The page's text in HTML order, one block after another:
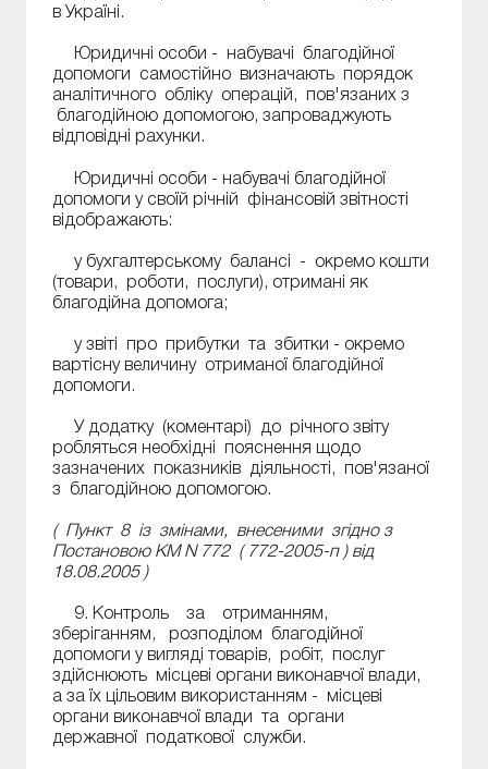
в Україні.
Юридичні особи - набувачі благодійної
допомоги самостійно визначають порядок
аналітичного обліку операцій, пов'язаних з
благодійною допомогою, запроваджують
відповідні рахунки.
Юридичні особи - набувачі благодійної
допомоги у своїй річній фінансовій звітності
відображають:
у бухгалтерському балансі - окремо кошти
(товари, роботи, послуги), отримані як
благодійна допомога;
у звіті про прибутки та збитки - окремо
вартісну величину отриманої благодійної
допомоги.
У додатку (коментарі) до річного звіту
робляться необхідні пояснення щодо
зазначених показників діяльності, пов'язаної
з благодійною допомогою.
( Пункт 8 із змінами, внесеними згідно з
Постановою КМ N 772 ( 772-2005-п) від
18.08.2005 )
9. Контроль за отриманням,
зберіганням, розподілом благодійної
допомоги у вигляді товарів, робіт, послуг
здійснюють місцеві органи виконавчої влади,
а за їх цільовим використанням - місцеві
органи виконавчої влади та органи
державної податкової служби.